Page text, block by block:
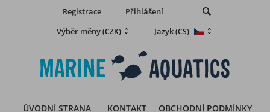
Registrace
Přihlášení
Výběr měny(CZK) Jazyk(CS)
ÚVODNÍ STRANA KONTAKT OBCHODNÍ PODMÍNKY